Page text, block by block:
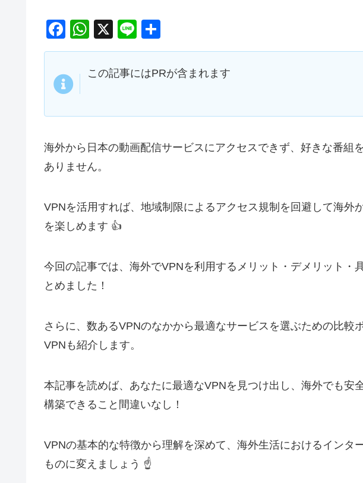
F
a
e
o
k
W
h
at
p
X
Li
n
e
有
この記事にはPRが含まれます
海外から日本の動画配信サービスにアクセスできず、好きな番組
ありません。
VPNを活用すれば、地域制限によるアクセス規制を回避して海外
を楽しめます 👍
今回の記事では、海外でVPNを利用するメリット・デメリット・
とめました！
さらに、数あるVPNのなかから最適なサービスを選ぶための比較
VPNも紹介します。
本記事を読めば、あなたに最適なVPNを見つけ出し、海外でも安
構築できること間違いなし！
VPNの基本的な特徴から理解を深めて、海外生活におけるインタ
ものに変えましょう ☝️